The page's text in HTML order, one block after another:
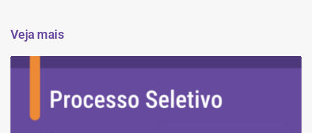
Veja mais